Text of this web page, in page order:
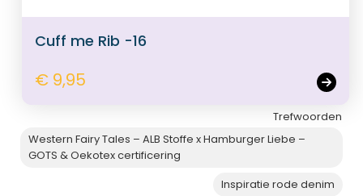
Cuff me Rib -16
€ 9,95
Trefwoorden
Western Fairy Tales – ALB Stoffe x Hamburger Liebe –
GOTS & Oekotex certificering
Inspiratie rode denim